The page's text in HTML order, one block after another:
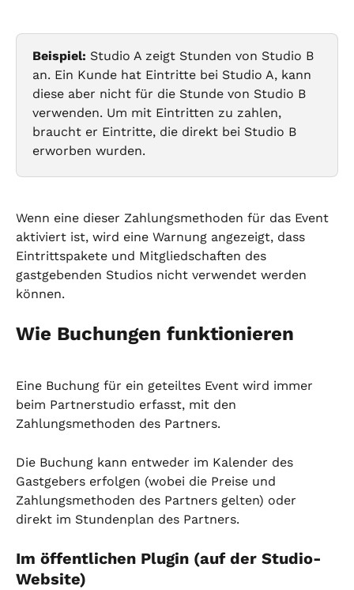
Beispiel: Studio A zeigt Stunden von Studio B
an. Ein Kunde hat Eintritte bei Studio A, kann
diese aber nicht für die Stunde von Studio B
verwenden. Um mit Eintritten zu zahlen,
braucht er Eintritte, die direkt bei Studio B
erworben wurden.
Wenn eine dieser Zahlungsmethoden für das Event
aktiviert ist, wird eine Warnung angezeigt, dass
Eintrittspakete und Mitgliedschaften des
gastgebenden Studios nicht verwendet werden
können.
Wie Buchungen funktionieren
Eine Buchung für ein geteiltes Event wird immer
beim Partnerstudio erfasst, mit den
Zahlungsmethoden des Partners.
Die Buchung kann entweder im Kalender des
Gastgebers erfolgen (wobei die Preise und
Zahlungsmethoden des Partners gelten) oder
direkt im Stundenplan des Partners.
Im öffentlichen Plugin (auf der Studio-
Website)